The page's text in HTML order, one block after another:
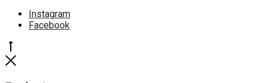
Instagram
Facebook